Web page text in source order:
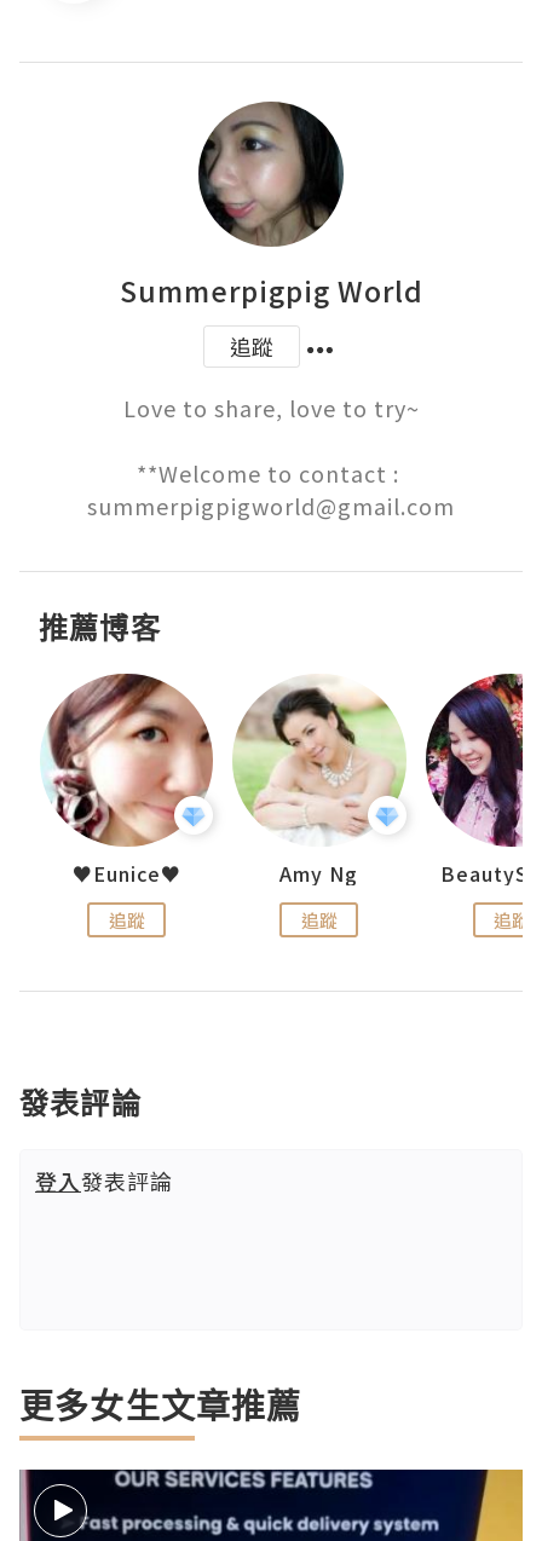
Summerpigpig World
追蹤
Love to share, love to try~
**Welcome to contact :
summerpigpigworld@gmail.com
推薦博客
♥Eunice♥
追蹤
Amy Ng
追蹤 追蹤
發表評論
登入發表評論
更多女生文章推薦